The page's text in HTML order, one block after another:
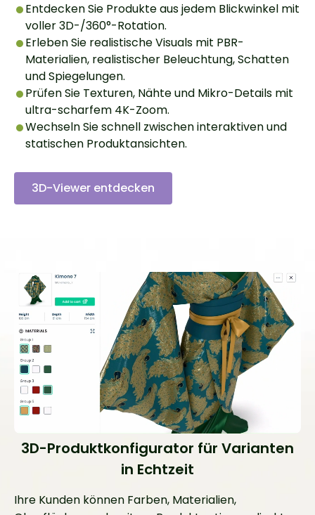
Entdecken Sie Produkte aus jedem Blickwinkel mit
voller 3D-/360°-Rotation.
Erleben Sie realistische Visuals mit PBR-
Materialien, realistischer Beleuchtung, Schatten
und Spiegelungen.
Prüfen Sie Texturen, Nähte und Mikro-Details mit
ultra-scharfem 4K-Zoom.
Wechseln Sie schnell zwischen interaktiven und
statischen Produktansichten.
3D-Viewer entdecken
3D-Produktkonfigurator für Varianten
in Echtzeit
Ihre Kunden können Farben, Materialien,